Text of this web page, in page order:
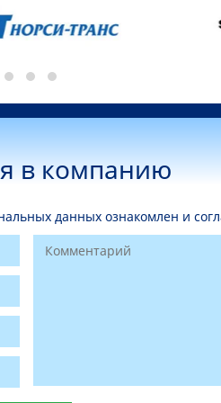
в компанию
данных ознакомлен и